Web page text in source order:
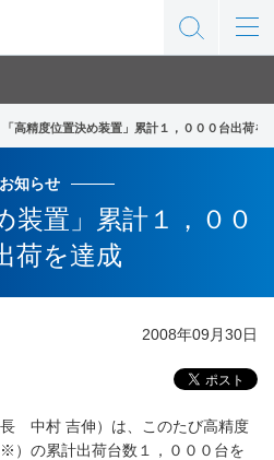
「高精度位置決め装置」累計１，０００台出荷を
お知らせ
装置」累計１，００
荷を達成
2008年09月30日
中村 吉伸）は、このたび高精度
）の累計出荷台数１，０００台を